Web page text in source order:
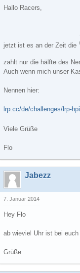
Hallo Racers,
jetzt ist es an der Zeit die
zahlt nur die hälfte des
Auch wenn mich unser
Nennen hier:
lrp.cc/de/challenges/lrp-
Viele Grüße
Flo
Jabezz
7. Januar 2014
Hey Flo
ab wieviel Uhr ist bei
Grüße